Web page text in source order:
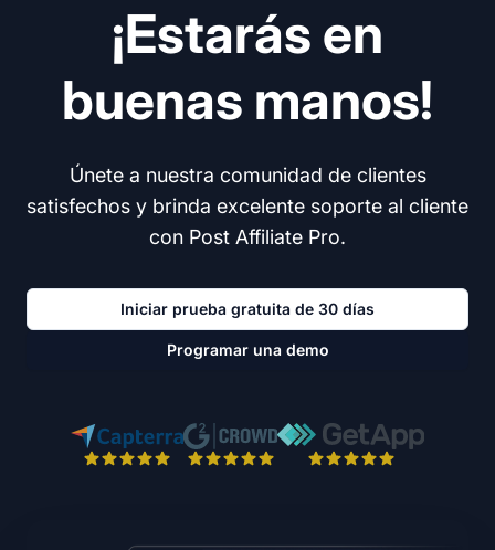
¡Estarás en
buenas manos!
Únete a nuestra comunidad de clientes
satisfechos y brinda excelente soporte al cliente
con Post Affiliate Pro.
Iniciar prueba gratuita de 30 días
Programar una demo